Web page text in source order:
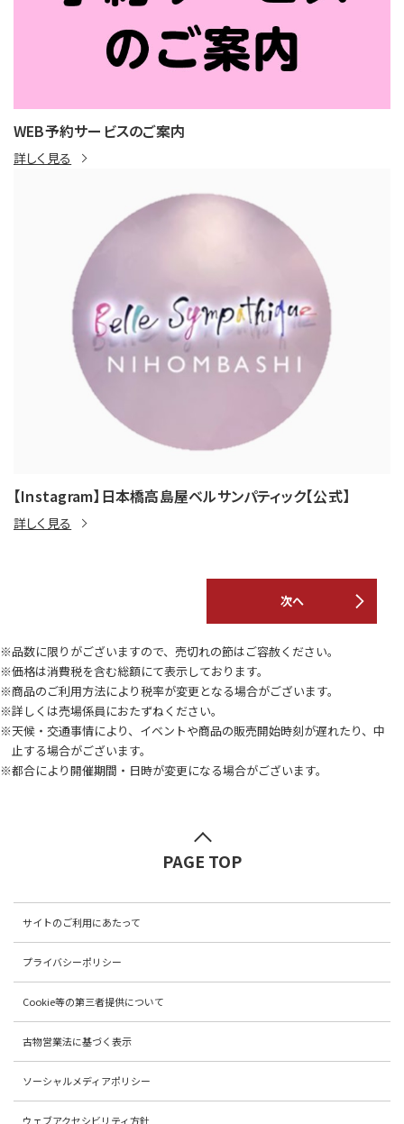
WEB予約サービスのご案内
詳しく見る
【Instagram】日本橋高島屋ベルサンパティック【公式】
詳しく見る
次へ
※品数に限りがございますので、売切れの節はご容赦ください。
※価格は消費税を含む総額にて表示しております。
※商品のご利用方法により税率が変更となる場合がございます。
※詳しくは売場係員におたずねください。
※天候・交通事情により、イベントや商品の販売開始時刻が遅れたり、中
止する場合がございます。
※都合により開催期間・日時が変更になる場合がございます。
PAGE TOP
サイトのご利用にあたって
プライバシーポリシー
Cookie等の第三者提供について
古物営業法に基づく表示
ソーシャルメディアポリシー
ウェブアクセシビリティ方針